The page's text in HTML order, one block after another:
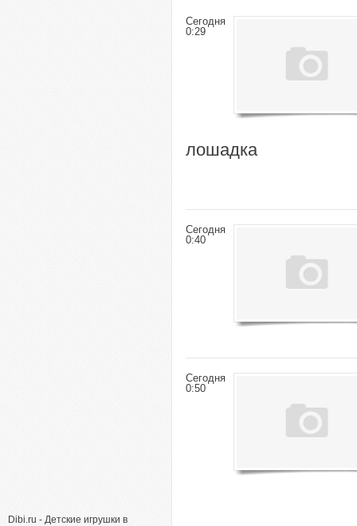
Dibi.ru - Детские игрушки в
Сегодня
0:29
лошадка
Сегодня
0:40
Сегодня
0:50